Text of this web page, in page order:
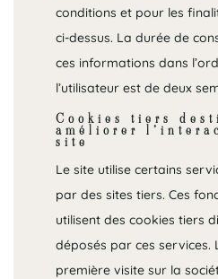
conditions et pour les
ci-dessus. La durée de
ces informations dans
l’utilisateur est de deux
Cookies tiers
améliorer
site
Le site utilise certains
par des sites tiers. Ces
utilisent des cookies tiers
déposés par ces services.
première visite sur la